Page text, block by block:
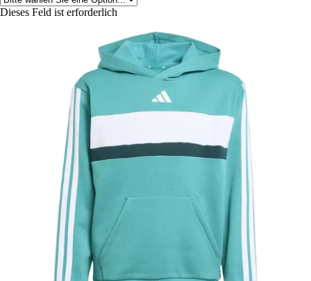
Dieses Feld ist erforderlich